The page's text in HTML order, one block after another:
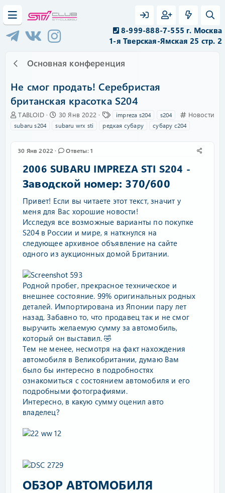
8-999-888-7-555 г. Москва
1-я Тверская-Ямская 25 стр. 2
Основная конференция
Не смог продать! Серебристая
британская красотка S204
К
р
Новости
А
в
р
TABLOID
Д
а
н
ч
л
30 Янв 2022
е
impreza s204
s204
subaru s204
subaru wrx sti редкая субару субару с204
30 Янв 2022 Ответы: 1
2006 SUBARU IMPREZA STI S204 -
Заводской номер: 370/600
Привет! Если вы читаете этот текст, значит у
меня для Вас хорошие новости!
Исследуя все возможные варианты по покупке
S204 в России и мире, я наткнулся на
следующее архивное объявление на сайте
одного из аукционных домой Британии.
Родной пробег, прекрасное техническое и
внешнее состояние. 99% оригинальных родных
деталей. Импортирована из Японии пару лет
назад. Забавно то, что продавец так и не смог
выручить желаемую сумму за автомобиль,
который он выставил. 🤣
Тем не менее, несмотря на факт нахождения
автомобиля в Великобритании, думаю Вам
было бы интересно в подробностях
ознакомиться с состоянием автомобиля и его
подробными фотографиями.
Интересно, в какую сумму оценил авто
владелец?
ОБЗОР АВТОМОБИЛЯ​